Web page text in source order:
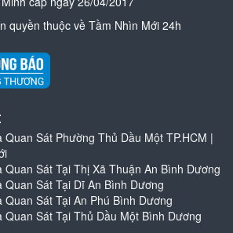
quyền thuộc về Tầm Nhìn Mới 24h
Sát Phường Thủ Dầu Một TP.HCM |
Sát Tại Thị Xã Thuận An Bình Dương
Quan Sát Tại Dĩ An Bình Dương
Sát Tại An Phú Bình Dương
Quan Sát Tại Thủ Dầu Một Bình Dương